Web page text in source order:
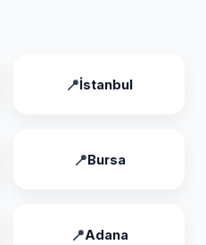
İstanbul
Bursa
Adana